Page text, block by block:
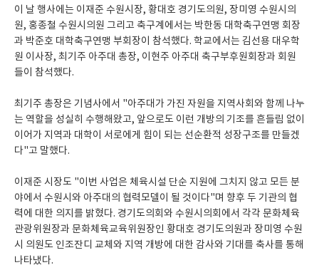
이 날 행사에는 이재준 수원시장, 황대호 경기도의원, 장미영 수원시의
원, 홍종철 수원시의원 그리고 축구계에서는 박한동 대학축구연맹 회장
과 박준호 대학축구연맹 부회장이 참석했다. 학교에서는 김선용 대우학
원 이사장, 최기주 아주대 총장, 이현주 아주대 축구부후원회장과 회원
들이 참석했다.
최기주 총장은 기념사에서 "아주대가 가진 자원을 지역사회와 함께 나누
는 역할을 성실히 수행해왔고, 앞으로도 이런 개방의 기조를 흔들림 없이
이어가 지역과 대학이 서로에게 힘이 되는 선순환적 성장구조를 만들겠
다"고 말했다.
이재준 시장도 "이번 사업은 체육시설 단순 지원에 그치지 않고 모든 분
야에서 수원시와 아주대의 협력모델이 될 것이다"며 향후 두 기관의 협
력에 대한 의지를 밝혔다. 경기도의회와 수원시의회에서 각각 문화체육
관광위원장과 문화체육교육위원장인 황대호 경기도의원과 장미영 수원
시 의원도 인조잔디 교체와 지역 개방에 대한 감사와 기대를 축사를 통해
나타냈다.